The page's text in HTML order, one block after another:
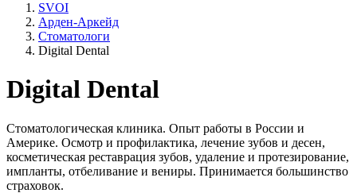
SVOI
Арден-Аркейд
Стоматологи
Digital Dental
Digital Dental
Стоматологическая клиника. Опыт работы в России и
Америке. Осмотр и профилактика, лечение зубов и десен,
косметическая реставрация зубов, удаление и протезирование,
импланты, отбеливание и вениры. Принимается большинство
страховок.